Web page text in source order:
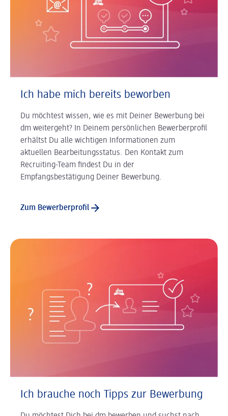
Ich habe mich bereits beworben
Du möchtest wissen, wie es mit Deiner Bewerbung bei
dm weitergeht? In Deinem persönlichen Bewerberprofil
erhältst Du alle wichtigen Informationen zum
aktuellen Bearbeitungsstatus. Den Kontakt zum
Recruiting-Team findest Du in der
Empfangsbestätigung Deiner Bewerbung.
Zum Bewerberprofil
Ich brauche noch Tipps zur Bewerbung